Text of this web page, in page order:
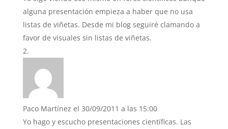
alguna presentación empieza a haber que no usa
listas de viñetas. Desde mi blog seguiré clamando a
favor de visuales sin listas de viñetas.
Paco Martínez el 30/09/2011 a las 15:00
Yo hago y escucho presentaciones científicas. Las